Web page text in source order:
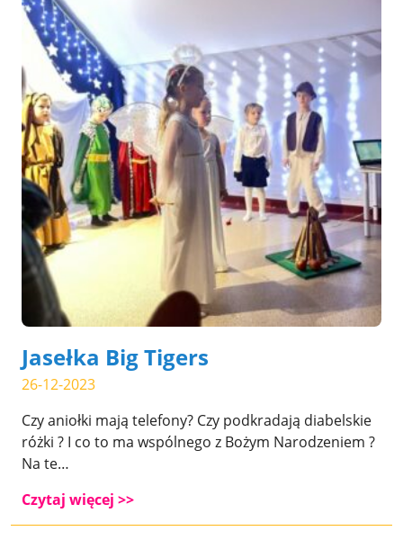
Jasełka Big Tigers
26-12-2023
Czy aniołki mają telefony? Czy podkradają diabelskie
różki ? I co to ma wspólnego z Bożym Narodzeniem ?
Na te…
Czytaj więcej